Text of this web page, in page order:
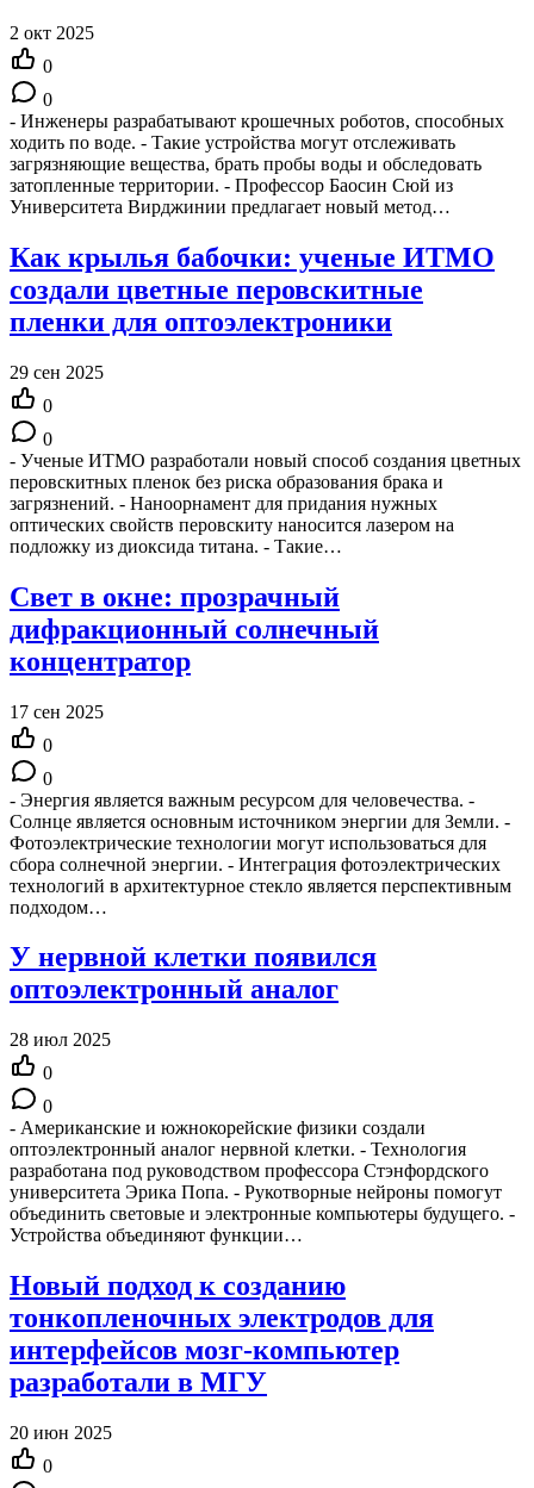
2 окт 2025
0
0
- Инженеры разрабатывают крошечных роботов, способных
ходить по воде. - Такие устройства могут отслеживать
загрязняющие вещества, брать пробы воды и обследовать
затопленные территории. - Профессор Баосин Сюй из
Университета Вирджинии предлагает новый метод…
Как крылья бабочки: ученые ИТМО
создали цветные перовскитные
пленки для оптоэлектроники
29 сен 2025
0
0
- Ученые ИТМО разработали новый способ создания цветных
перовскитных пленок без риска образования брака и
загрязнений. - Наноорнамент для придания нужных
оптических свойств перовскиту наносится лазером на
подложку из диоксида титана. - Такие…
Свет в окне: прозрачный
дифракционный солнечный
концентратор
17 сен 2025
0
0
- Энергия является важным ресурсом для человечества. -
Солнце является основным источником энергии для Земли. -
Фотоэлектрические технологии могут использоваться для
сбора солнечной энергии. - Интеграция фотоэлектрических
технологий в архитектурное стекло является перспективным
подходом…
У нервной клетки появился
оптоэлектронный аналог
28 июл 2025
0
0
- Американские и южнокорейские физики создали
оптоэлектронный аналог нервной клетки. - Технология
разработана под руководством профессора Стэнфордского
университета Эрика Попа. - Рукотворные нейроны помогут
объединить световые и электронные компьютеры будущего. -
Устройства объединяют функции…
Новый подход к созданию
тонкопленочных электродов для
интерфейсов мозг-компьютер
разработали в МГУ
20 июн 2025
0